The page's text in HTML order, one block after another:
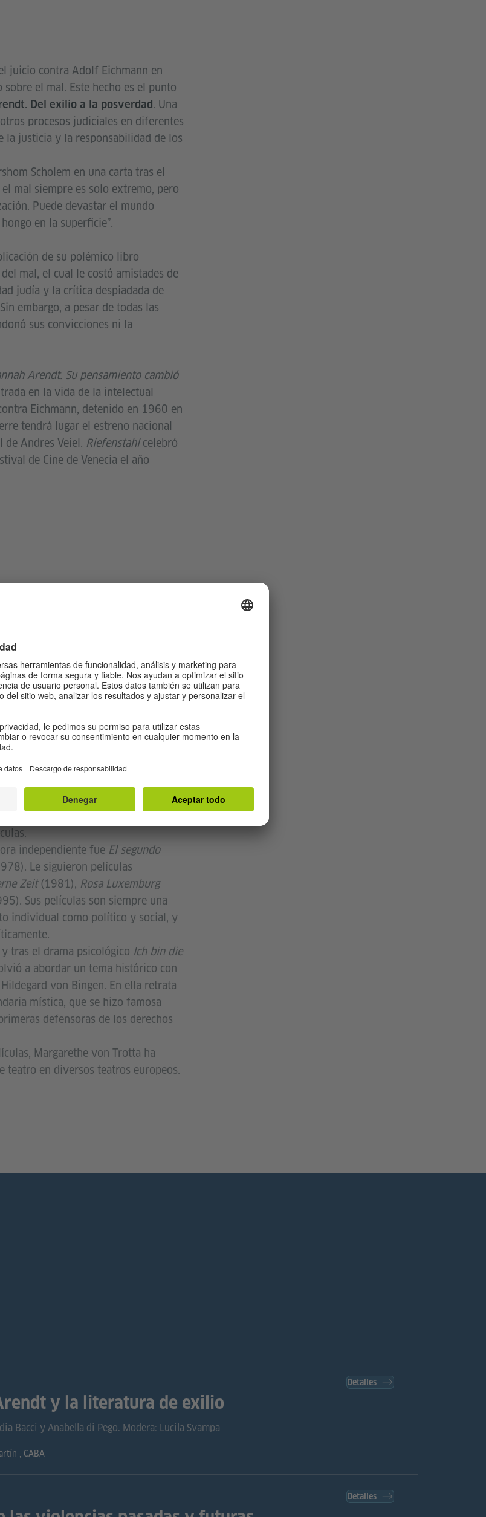
juicio contra Adolf Eichmann en
el mal. Este hecho es el punto
Del exilio a la posverdad. Una
procesos judiciales en diferentes
la justicia y la responsabilidad de los
Scholem en una carta tras el
mal siempre es solo extremo, pero
Puede devastar el mundo
en la superficie”.
de su polémico libro
mal, el cual le costó amistades de
judía y la crítica despiadada de
embargo, a pesar de todas las
sus convicciones ni la
Arendt. Su pensamiento cambió
en la vida de la intelectual
Eichmann, detenido en 1960 en
tendrá lugar el estreno nacional
Andres Veiel. Riefenstahlcelebró
de Cine de Venecia el año
y trabajar en teatros de
Margarethe von Trotta apareció
Cine Alemán a partir de 1967,
y Schlöndorff, con quien
independiente fue El segundo
Le siguieron películas
Zeit(1981), Rosa Luxemburg
Sus películas son siempre una
individual como político y social, y
y tras el drama psicológico Ich bin die
a abordar un tema histórico con
von Bingen. En ella retrata
mística, que se hizo famosa
defensoras de los derechos
Margarethe von Trotta ha
teatro en diversos teatros europeos.
y la literatura de exilio
Bacci y Anabella di Pego. Modera: Lucila Svampa
, CABA
Detalles
Detalles